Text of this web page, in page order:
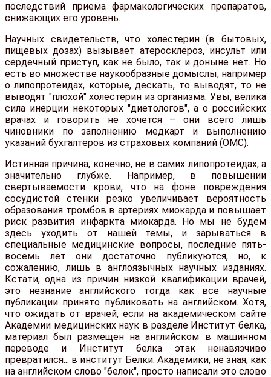
последствий приема фармакологических препаратов,
снижающих его уровень.
Научных свидетельств, что холестерин (в бытовых,
пищевых дозах) вызывает атеросклероз, инсульт или
сердечный приступ, как не было, так и доныне нет. Но
есть во множестве наукообразные домыслы, например
о липопротеидах, которые, дескать, то выводят, то не
выводят "плохой" холестерин из организма. Увы, велика
сила инерции некоторых "диетологов", а о российских
врачах и говорить не хочется – они всего лишь
чиновники по заполнению медкарт и выполнению
указаний бухгалтеров из страховых компаний (ОМС).
Истинная причина, конечно, не в самих липопротеидах, а
значительно глубже. Например, в повышении
свертываемости крови, что на фоне повреждения
сосудистой стенки резко увеличивает вероятность
образования тромбов в артериях миокарда и повышает
риск развития инфаркта миокарда. Но мы не будем
здесь уходить от нашей темы, и зарываться в
специальные медицинские вопросы, последние пять-
восемь лет они достаточно публикуются, но, к
сожалению, лишь в англоязычных научных изданиях.
Кстати, одна из причин низкой квалификации врачей,
это незнание английского тогда как все научные
публикации принято публиковать на английском. Хотя,
что ожидать от врачей, если на академическом сайте
Академии медицинских наук в разделе Институт белка,
материал был размещен на английском в машинном
переводе и Институт белка этак ненавязчиво
превратился... в институт Белки. Академики, не зная, как
на английском слово "белок", просто написали это слово